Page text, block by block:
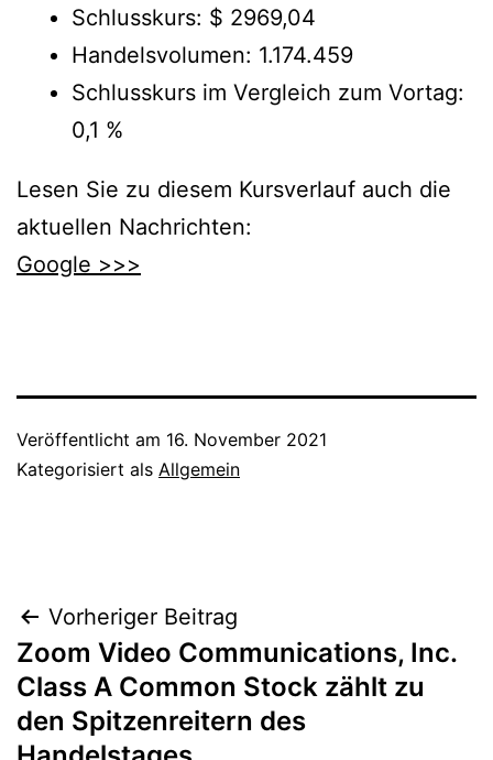
Schlusskurs: $ 2969,04
Handelsvolumen: 1.174.459
Schlusskurs im Vergleich zum Vortag:
0,1 %
Lesen Sie zu diesem Kursverlauf auch die
aktuellen Nachrichten:
Google >>>
Veröffentlicht am 16. November 2021
Kategorisiert als Allgemein
Beitragsnavigation
Vorheriger Beitrag
Zoom Video Communications, Inc.
Class A Common Stock zählt zu
den Spitzenreitern des